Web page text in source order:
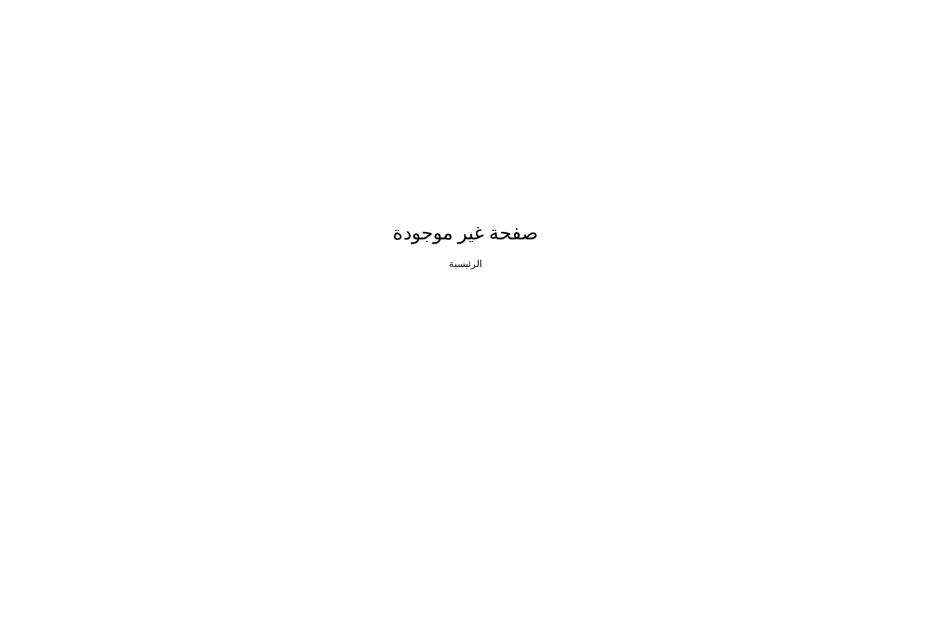
صفحة غير موجودة
الرئيسية